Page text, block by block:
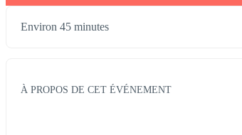
Environ 45 minutes
À PROPOS DE CET ÉVÉNEMENT